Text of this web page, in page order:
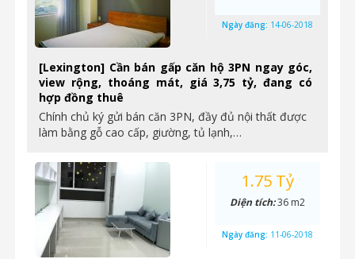
[Lexington] Cần bán gấp căn hộ 3PN ngay góc,
view rộng, thoáng mát, giá 3,75 tỷ, đang có
hợp đồng thuê
Chính chủ ký gửi bán căn 3PN, đầy đủ nội thất được
làm bằng gỗ cao cấp, giường, tủ lạnh,…
Ngày đăng: 14-06-2018
1.75 Tỷ
Diện tích:36 m2
Ngày đăng: 11-06-2018